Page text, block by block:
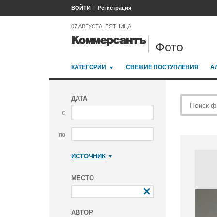
ВОЙТИ Регистрация
07 АВГУСТА, ПЯТНИЦА
Фото
КАТЕГОРИИ СВЕЖИЕ ПОСТУПЛЕНИЯ
ДАТА
с
по
ИСТОЧНИК
МЕСТО
АВТОР